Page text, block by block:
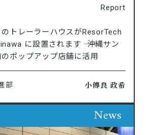
Report
のトレーラーハウスがResorTech
に設置されます ―― 沖縄サン
のポップアップ店舗に活用
部 小傳良 政希
News